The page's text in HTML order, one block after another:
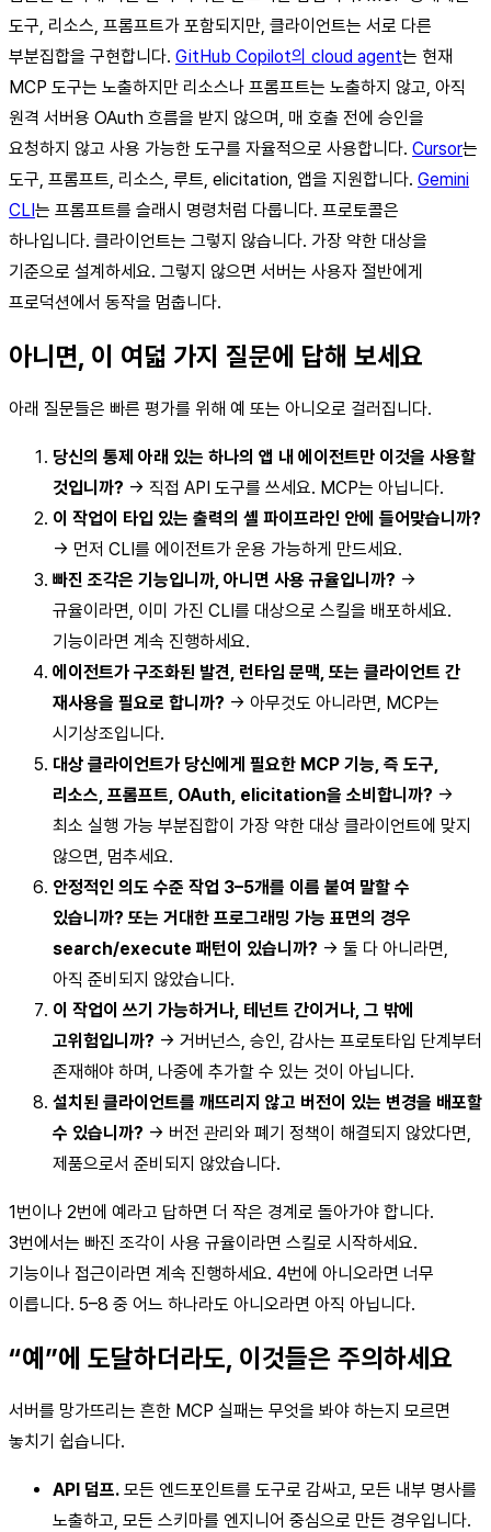
도구, 리소스, 프롬프트가 포함되지만, 클라이언트는 서로 다른
부분집합을 구현합니다. GitHub Copilot의 cloud agent는 현재
MCP 도구는 노출하지만 리소스나 프롬프트는 노출하지 않고, 아직
원격 서버용 OAuth 흐름을 받지 않으며, 매 호출 전에 승인을
요청하지 않고 사용 가능한 도구를 자율적으로 사용합니다. Cursor는
도구, 프롬프트, 리소스, 루트, elicitation, 앱을 지원합니다. Gemini
CLI는 프롬프트를 슬래시 명령처럼 다룹니다. 프로토콜은
하나입니다. 클라이언트는 그렇지 않습니다. 가장 약한 대상을
기준으로 설계하세요. 그렇지 않으면 서버는 사용자 절반에게
프로덕션에서 동작을 멈춥니다.
아니면, 이 여덟 가지 질문에 답해 보세요
아래 질문들은 빠른 평가를 위해 예 또는 아니오로 걸러집니다.
당신의 통제 아래 있는 하나의 앱 내 에이전트만 이것을 사용할
것입니까? → 직접 API 도구를 쓰세요. MCP는 아닙니다.
이 작업이 타입 있는 출력의 셸 파이프라인 안에 들어맞습니까?
→ 먼저 CLI를 에이전트가 운용 가능하게 만드세요.
빠진 조각은 기능입니까, 아니면 사용 규율입니까? →
규율이라면, 이미 가진 CLI를 대상으로 스킬을 배포하세요.
기능이라면 계속 진행하세요.
에이전트가 구조화된 발견, 런타임 문맥, 또는 클라이언트 간
재사용을 필요로 합니까? → 아무것도 아니라면, MCP는
시기상조입니다.
대상 클라이언트가 당신에게 필요한 MCP 기능, 즉 도구,
리소스, 프롬프트, OAuth, elicitation을 소비합니까? →
최소 실행 가능 부분집합이 가장 약한 대상 클라이언트에 맞지
않으면, 멈추세요.
안정적인 의도 수준 작업 3–5개를 이름 붙여 말할 수
있습니까? 또는 거대한 프로그래밍 가능 표면의 경우
search/execute 패턴이 있습니까? → 둘 다 아니라면,
아직 준비되지 않았습니다.
이 작업이 쓰기 가능하거나, 테넌트 간이거나, 그 밖에
고위험입니까? → 거버넌스, 승인, 감사는 프로토타입 단계부터
존재해야 하며, 나중에 추가할 수 있는 것이 아닙니다.
설치된 클라이언트를 깨뜨리지 않고 버전이 있는 변경을 배포할
수 있습니까? → 버전 관리와 폐기 정책이 해결되지 않았다면,
제품으로서 준비되지 않았습니다.
1번이나 2번에 예라고 답하면 더 작은 경계로 돌아가야 합니다.
3번에서는 빠진 조각이 사용 규율이라면 스킬로 시작하세요.
기능이나 접근이라면 계속 진행하세요. 4번에 아니오라면 너무
이릅니다. 5–8 중 어느 하나라도 아니오라면 아직 아닙니다.
“예”에 도달하더라도, 이것들은 주의하세요
서버를 망가뜨리는 흔한 MCP 실패는 무엇을 봐야 하는지 모르면
놓치기 쉽습니다.
API 덤프. 모든 엔드포인트를 도구로 감싸고, 모든 내부 명사를
노출하고, 모든 스키마를 엔지니어 중심으로 만든 경우입니다.